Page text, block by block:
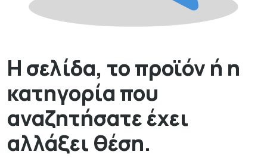
Η σελίδα, το προϊόν ή η
κατηγορία που
αναζητήσατε έχει
αλλάξει θέση.